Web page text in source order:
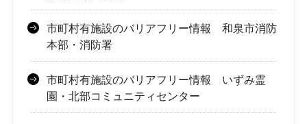
市町村有施設のバリアフリー情報 和泉市消防
本部・消防署
市町村有施設のバリアフリー情報 いずみ霊
園・北部コミュニティセンター